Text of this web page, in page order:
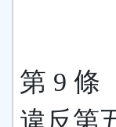
第 9 條